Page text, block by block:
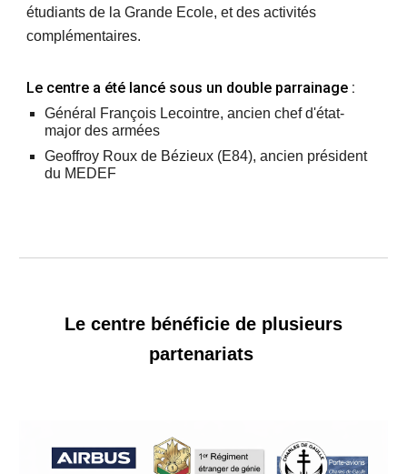
étudiants de la Grande Ecole, et des activités
complémentaires.
Le centre a été lancé sous un double parrainage :
Général François Lecointre, ancien chef d'état-
major des armées
Geoffroy Roux de Bézieux (E84), ancien président
du MEDEF
Le centre bénéficie de plusieurs
partenariats